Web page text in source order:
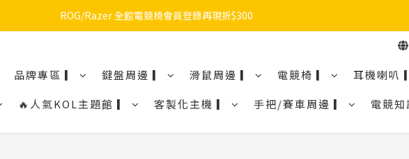
🔥品牌限定滿額折🔥ROG周邊滿1500折100 / 2500折200 / 3000折300
ROG/Razer 全館電競椅會員登錄再現折$300
品牌專區 ▎ 鍵盤周邊 ▎ 滑鼠周邊 ▎ 電競椅 ▎
耳機喇叭 ▎
🔥人氣KOL主題館 ▎
客製化主機 ▎ 手把/賽車周邊 ▎ 電競知